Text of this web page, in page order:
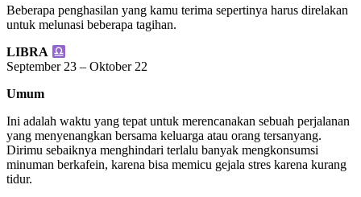
Beberapa penghasilan yang kamu terima sepertinya harus direlakan
untuk melunasi beberapa tagihan.
LIBRA
September 23 – Oktober 22
Umum
Ini adalah waktu yang tepat untuk merencanakan sebuah perjalanan
yang menyenangkan bersama keluarga atau orang tersanyang.
Dirimu sebaiknya menghindari terlalu banyak mengkonsumsi
minuman berkafein, karena bisa memicu gejala stres karena kurang
tidur.